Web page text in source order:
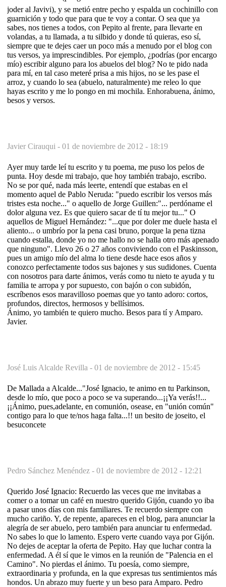
joder al Javivi), y se metió entre pecho y espalda un cochinillo con
guarnición y todo que para que te voy a contar. O sea que ya
sabes, nos tienes a todos, con Pepito al frente, para llevarte en
volandas, a tu llamada, a tu silbido y donde tú quieras, eso sí,
siempre que te dejes caer un poco más a menudo por el blog con
tus versos, ya imprescindibles. Por ejemplo, ¿podrías (por encargo
mío) escribir alguno para los abuelos del blog? No te pido nada
para mí, en tal caso meteré prisa a mis hijos, no se les pase el
arroz, y cuando lo sea (abuelo, naturalmente) me releo lo que
hayas escrito y me lo pongo en mi mochila. Enhorabuena, ánimo,
besos y versos.
Javier Cirauqui - 01 de noviembre de 2012 - 18:19
Ayer muy tarde leí tu escrito y tu poema, me puso los pelos de
punta. Hoy desde mi trabajo, que hoy también trabajo, escribo.
No se por qué, nada más leerte, entendí que estabas en el
momento aquel de Pablo Neruda: "puedo escribir los versos más
tristes esta noche..." o aquello de Jorge Guillen:"... perdóname el
dolor alguna vez. Es que quiero sacar de tí tu mejor tu..." O
aquellos de Miguel Hernández: "...que por doler me duele hasta el
aliento... o umbrío por la pena casi bruno, porque la pena tizna
cuando estalla, donde yo no me hallo no se halla otro más apenado
que ninguno". Llevo 26 o 27 años conviviendo con el Paskinsson,
pues un amigo mío del alma lo tiene desde hace esos años y
conozco perfectamente todos sus bajones y sus sudidones. Cuenta
con nosotros para darte ánimos, verás como tu nieto te ayuda y tu
familia te arropa y por supuesto, con bajón o con subidón,
escríbenos esos maravilloso poemas que yo tanto adoro: cortos,
profundos, directos, hermosos y bellísimos.
Ánimo, yo también te quiero mucho. Besos para tí y Amparo.
Javier.
José Luis Alcalde Revilla - 01 de noviembre de 2012 - 15:45
De Mallada a Alcalde..."José Ignacio, te animo en tu Parkinson,
desde lo mío, que poco a poco se va superando...¡¡Ya verás!!...
¡¡Ánimo, pues,adelante, en comunión, osease, en "unión común"
contigo para lo que te/nos haga falta...!! un besito de joseito, el
besuconcete
Pedro Sánchez Menéndez - 01 de noviembre de 2012 - 12:21
Querido José Ignacio: Recuerdo las veces que me invitabas a
comer o a tomar un café en nuestro querido Gijón, cuando yo iba
a pasar unos días con mis familiares. Te recuerdo siempre con
mucho cariño. Y, de repente, apareces en el blog, para anunciar la
alegría de ser abuelo, pero también para anunciar tu enfermedad.
No sabes lo que lo lamento. Espero verte cuando vaya por Gijón.
No dejes de aceptar la oferta de Pepito. Hay que luchar contra la
enfermedad. A él sí que le vimos en la reunión de "Palencia en el
Camino". No pierdas el ánimo. Tu poesía, como siempre,
extraordinaria y profunda, en la que expresas tus sentimientos más
hondos. Un abrazo muy fuerte y un beso para Amparo. Pedro